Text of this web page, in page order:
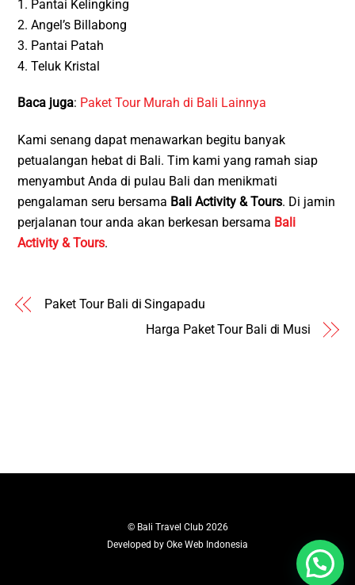
1. Pantai Kelingking
2. Angel’s Billabong
3. Pantai Patah
4. Teluk Kristal
Baca juga: Paket Tour Murah di Bali Lainnya
Kami senang dapat menawarkan begitu banyak
petualangan hebat di Bali. Tim kami yang ramah siap
menyambut Anda di pulau Bali dan menikmati
pengalaman seru bersama Bali Activity & Tours. Di jamin
perjalanan tour anda akan berkesan bersama Bali
Activity & Tours.
Paket Tour Bali di Singapadu
Harga Paket Tour Bali di Musi
© Bali Travel Club2026
Developed by Oke Web Indonesia